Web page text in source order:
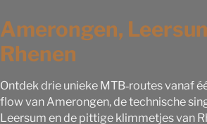
Amerongen,
Rhenen
Ontdek drie unieke MTB‑routes vanaf
flow van Amerongen, de technische
Leersum en de pittige klimmetjes van